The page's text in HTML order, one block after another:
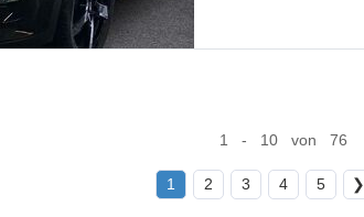
1 - 10 von 76
1 2 3 4 5 ❯